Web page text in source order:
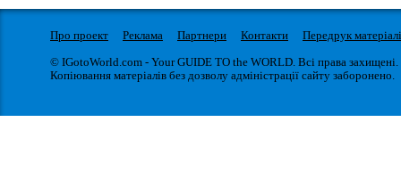
Про проект Реклама Партнери Контакти
Передрук
© IGotoWorld.com - Your GUIDE TO the WORLD. Всі права захищені.
Копіювання матеріалів без дозволу адміністрації сайту заборонено.